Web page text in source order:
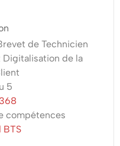
de Technicien
de la
5
compétences
BTS